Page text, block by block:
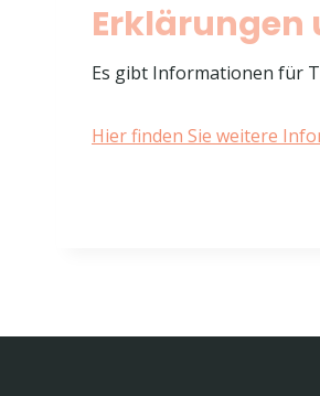
Erklärungen
Es gibt Informationen für
Hier finden Sie weitere